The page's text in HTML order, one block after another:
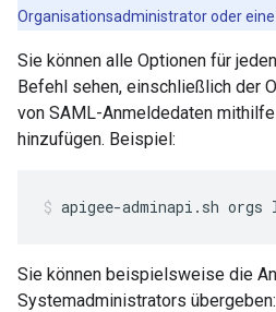
Organisationsadministrator oder
Sie können alle Optionen für jeden
Befehl sehen, einschließlich der
von SAML-Anmeldedaten mithilfe
hinzufügen. Beispiel:
apigee-adminapi.sh
Sie können beispielsweise die
Systemadministrators übergeben: